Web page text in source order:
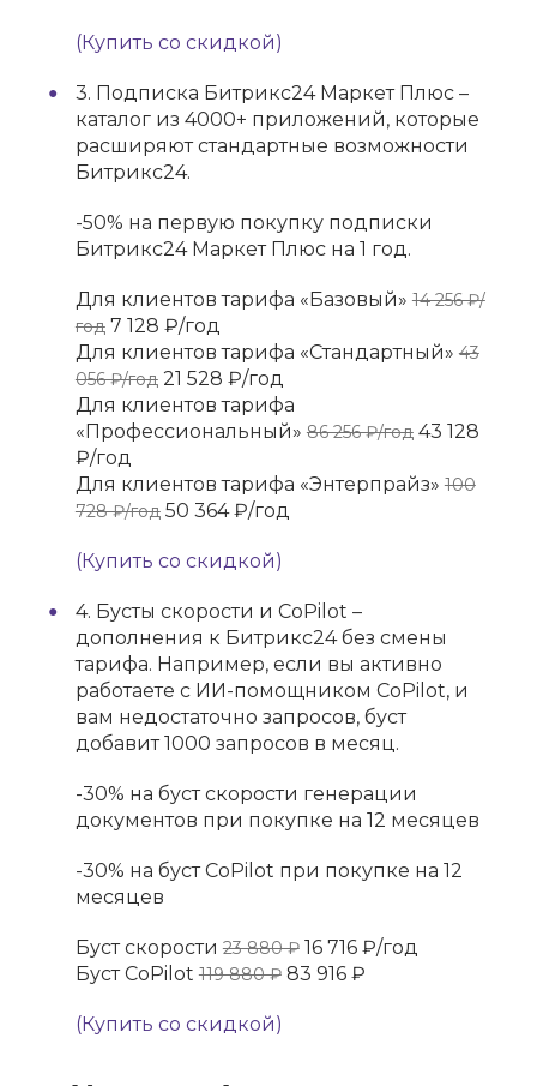
(Купить со скидкой)
3. Подписка Битрикс24 Маркет Плюс –
каталог из 4000+ приложений, которые
расширяют стандартные возможности
Битрикс24.
-50% на первую покупку подписки
Битрикс24 Маркет Плюс на 1 год.
Для клиентов тарифа «Базовый» 14 256 ₽/
год7 128 ₽/год
Для клиентов тарифа «Стандартный» 43
056 ₽/год21 528 ₽/год
Для клиентов тарифа
«Профессиональный» 86 256 ₽/год43 128
₽/год
Для клиентов тарифа «Энтерпрайз» 100
728 ₽/год50 364 ₽/год
(Купить со скидкой)
4. Бусты скорости и CoPilot –
дополнения к Битрикс24 без смены
тарифа. Например, если вы активно
работаете с ИИ-помощником CoPilot, и
вам недостаточно запросов, буст
добавит 1000 запросов в месяц.
-30% на буст скорости генерации
документов при покупке на 12 месяцев
-30% на буст CoPilot при покупке на 12
месяцев
Буст скорости 23 880 ₽16 716 ₽/год
Буст CoPilot 119 880 ₽83 916 ₽
(Купить со скидкой)